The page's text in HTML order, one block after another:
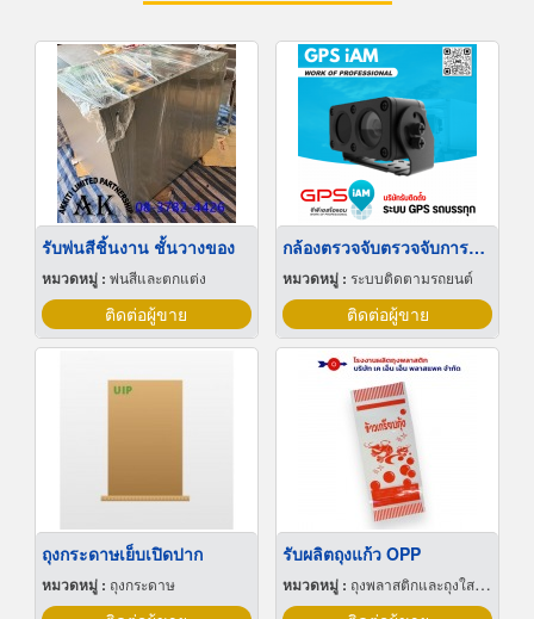
รับพ่นสีชิ้นงาน ชั้นวางของ
หมวดหมู่ : พ่นสีและตกแต่ง
ติดต่อผู้ขาย
กล้องตรวจจับตรวจจับการหลับใน
หมวดหมู่ : ระบบติดตามรถยนต์
ติดต่อผู้ขาย
ถุงกระดาษเย็บเปิดปาก
หมวดหมู่ : ถุงกระดาษ
รับผลิตถุงแก้ว OPP
หมวดหมู่ : ถุงพลาสติกและถุงใสโปร่ง